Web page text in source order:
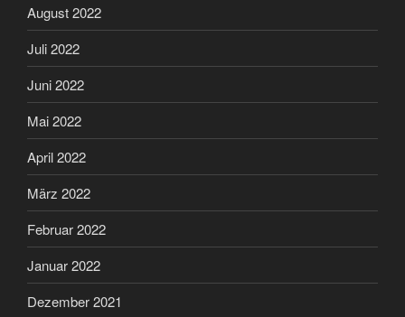
August 2022
Juli 2022
Juni 2022
Mai 2022
April 2022
März 2022
Februar 2022
Januar 2022
Dezember 2021